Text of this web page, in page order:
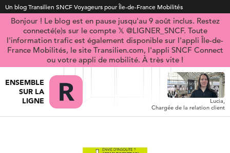
Un blog Transilien SNCF Voyageurs pour Île-de-France Mobilités
Bonjour ! Le blog est en pause jusqu'au 9 août inclus. Restez
connecté(e)s sur le compte 𝕏 @LIGNER_SNCF. Toute
l'information trafic est également disponible sur l'appli Île-de-
France Mobilités, le site Transilien.com, l'appli SNCF Connect
ou votre appli de mobilité. À très vite !
ENSEMBLE
SUR LA
LIGNE
Lucia,
Chargée de la relation client